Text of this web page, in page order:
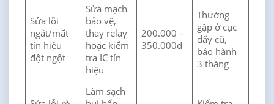
Sửa lỗi
ngắt/mất
tín hiệu
đột ngột
Sửa mạch
bảo vệ,
thay relay
hoặc kiểm
tra IC tín
hiệu
200.000 –
350.000đ
Thường
gặp ở cục
đẩy cũ,
bảo hành
3 tháng
Làm sạch